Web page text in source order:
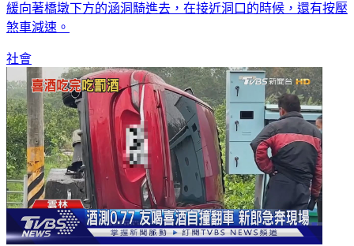
緩向著橋墩下方的涵洞騎進去，在接近洞口的時候，還有按壓
煞車減速。
社會